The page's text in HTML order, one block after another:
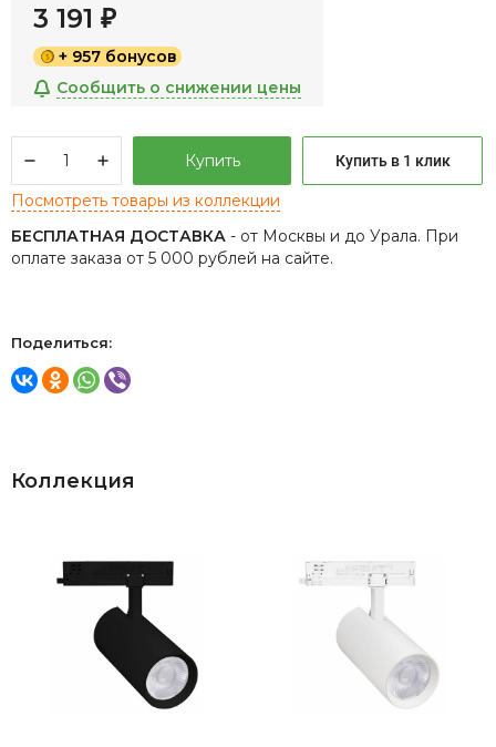
3 191 ₽
+ 957 бонусов
Сообщить о снижении цены
Купить Купить в 1 клик
Посмотреть товары из коллекции
БЕСПЛАТНАЯ ДОСТАВКА - от Москвы и до Урала. При
оплате заказа от 5 000 рублей на сайте.
Поделиться:
Коллекция